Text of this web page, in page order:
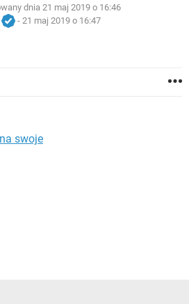
NETFLIX
WHATSAPP
dnia 21 maj 2019 o 16:46
- 21 maj 2019 o 16:47
swoje